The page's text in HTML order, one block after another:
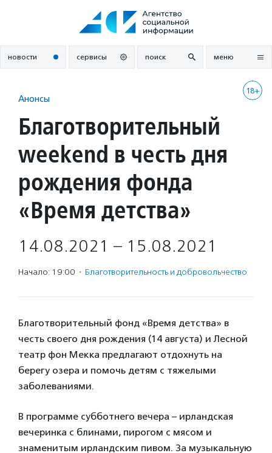
новости сервисы поиск меню
18+
Анонсы
Благотворительный
weekend в честь дня
рождения фонда
«Время детства»
14.08.2021 – 15.08.2021
Начало: 19:00 · Благотвори­тель­ность и доброволь­чест­во
Благотворительный фонд «Время детства» в
честь своего дня рождения (14 августа) и Лесной
театр фон Мекка предлагают отдохнуть на
берегу озера и помочь детям с тяжелыми
заболеваниями.
В программе субботнего вечера – ирландская
вечеринка с блинами, пирогом с мясом и
знаменитым ирландским пивом. За музыкальную